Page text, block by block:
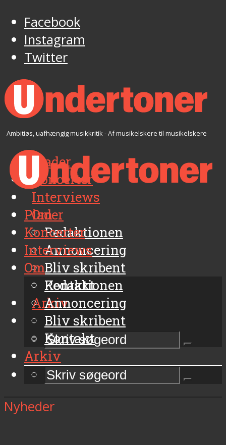
Facebook
Instagram
Twitter
Ambitiøs, uafhængig musikkritik - Af musikelskere til musikelskere
Plader
Koncerter
Interviews
Om
Redaktionen
Annoncering
Bliv skribent
Kontakt
Arkiv
Plader
Koncerter
Interviews
Om
Redaktionen
Annoncering
Bliv skribent
Kontakt
Arkiv
Nyheder